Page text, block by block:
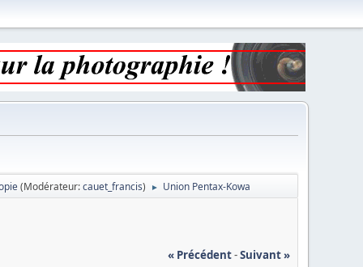
(Modérateur:cauet_francis) ► Union Pentax-Kowa
« Précédent-Suivant »